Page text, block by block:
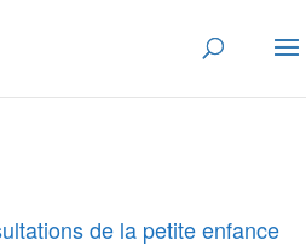
de la petite enfance